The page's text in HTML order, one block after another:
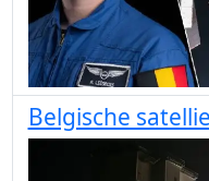
Belgische